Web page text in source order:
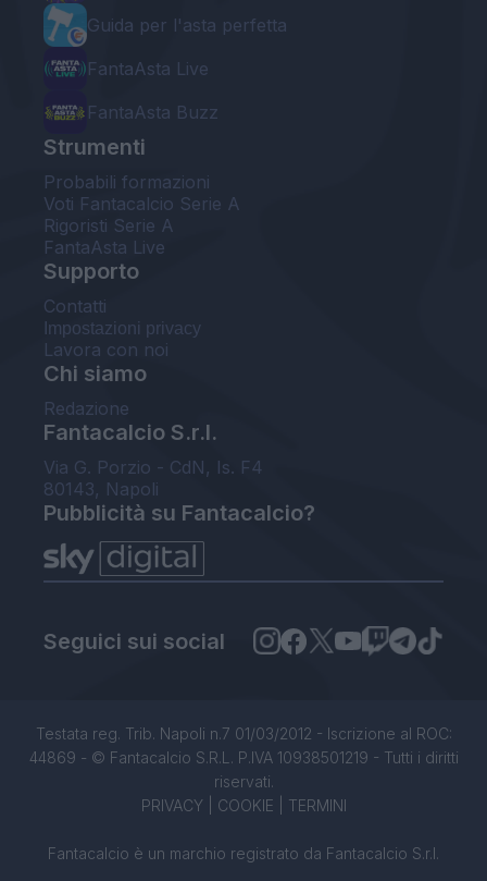
Guida per l'asta perfetta
FantaAsta Live
FantaAsta Buzz
Strumenti
Probabili formazioni
Voti Fantacalcio Serie A
Rigoristi Serie A
FantaAsta Live
Supporto
Contatti
Impostazioni privacy
Lavora con noi
Chi siamo
Redazione
Fantacalcio S.r.l.
Via G. Porzio - CdN, Is. F4
80143, Napoli
Pubblicità su Fantacalcio?
Seguici sui social
Testata reg. Trib. Napoli n.7 01/03/2012 - Iscrizione al ROC:
44869 - © Fantacalcio S.R.L. P.IVA 10938501219 - Tutti i diritti
riservati.
PRIVACY| COOKIE TERMINI
Fantacalcio è un marchio registrato da Fantacalcio S.r.l.